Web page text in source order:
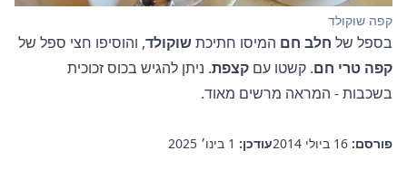
קפה שוקולד
בספל של חלב חם המיסו חתיכתשוקולד, והוסיפו חצי ספל של
קפה טרי חם. קשטו עם קצפת. ניתן להגיש בכוס זכוכית
בשכבות - המראה מרשים מאוד.
פורסם: 16 ביולי 2014 עודכן: 1 בינו׳ 2025